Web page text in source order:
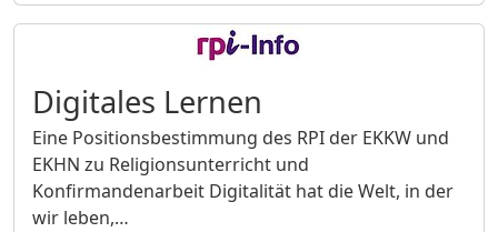
Digitales Lernen
Eine Positionsbestimmung des RPI der EKKW und
EKHN zu Religionsunterricht und
Konfirmandenarbeit Digitalität hat die Welt, in der
wir leben,…